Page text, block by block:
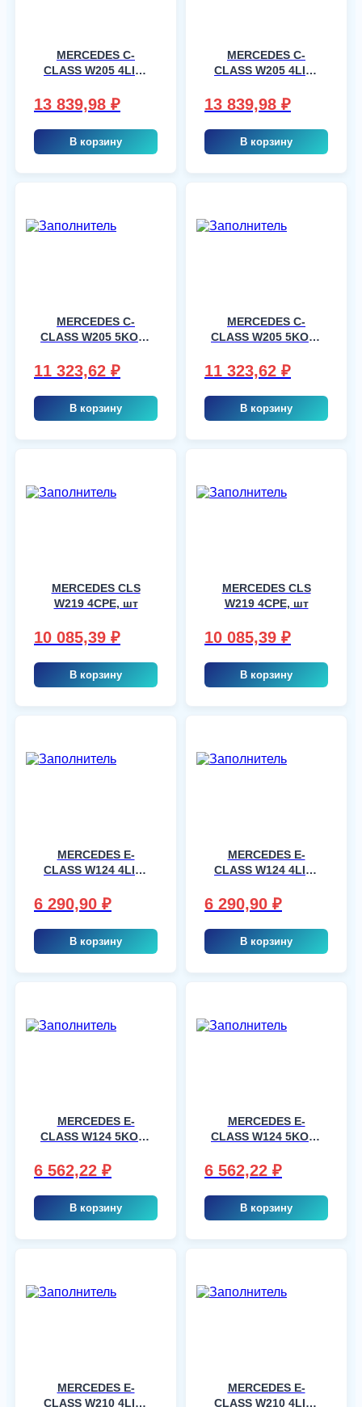
MERCEDES C-
CLASS W205 4LIM,
13 839,98 ₽
В корзину
MERCEDES C-
CLASS W205 4LIM,
13 839,98 ₽
В корзину
MERCEDES C-
CLASS W205 5KOM,
11 323,62 ₽
В корзину
MERCEDES C-
CLASS W205 5KOM,
11 323,62 ₽
В корзину
MERCEDES CLS
W219 4CPE, шт
10 085,39 ₽
В корзину
MERCEDES CLS
W219 4CPE, шт
10 085,39 ₽
В корзину
MERCEDES E-
CLASS W124 4LIM,
6 290,90 ₽
В корзину
MERCEDES E-
CLASS W124 4LIM,
6 290,90 ₽
В корзину
MERCEDES E-
CLASS W124 5KOM,
6 562,22 ₽
В корзину
MERCEDES E-
CLASS W124 5KOM,
6 562,22 ₽
В корзину
MERCEDES E-
CLASS W210 4LIM,
MERCEDES E-
CLASS W210 4LIM,